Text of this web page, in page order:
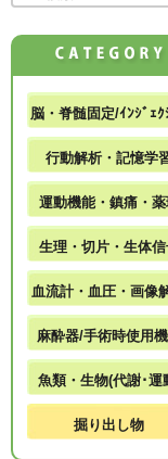
脳・脊髄固定/ｲﾝｼﾞｪｸ
行動解析・記憶学
運動機能・鎮痛・薬
生理・切片・生体信
血流計・血圧・画像
麻酔器/手術時使用
魚類・生物(代謝･運
掘り出し物